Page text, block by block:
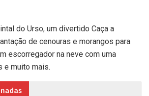
do Urso, um divertido Caça a
de cenouras e morangos para
escorregador na neve com uma
e muito mais.